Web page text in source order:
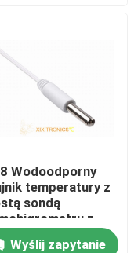
Wodoodporny
temperatury z
sondą
z
MFT-04
Wyślij zapytanie